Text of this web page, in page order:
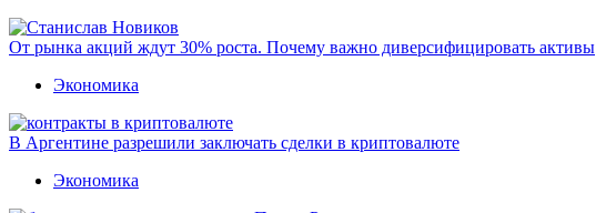
От рынка акций ждут 30% роста. Почему важно диверсифицировать активы
Экономика
В Аргентине разрешили заключать сделки в криптовалюте
Экономика